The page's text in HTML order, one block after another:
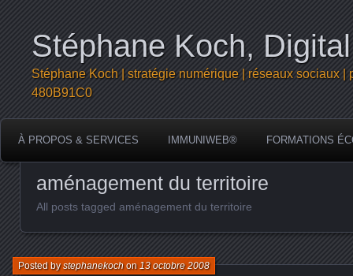
Stéphane Koch,
Stéphane Koch | stratégie numérique | réseaux sociaux
480B91C0
À PROPOS & SERVICES IMMUNIWEB® FORMATIONS
aménagement du territoire
All posts tagged aménagement du territoire
Posted bystephanekochon 13 octobre 2008